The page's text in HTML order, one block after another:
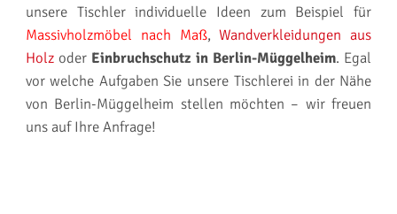
unsere Tischler individuelle Ideen zum Beispiel für
Massivholzmöbel nach Maß,Wandverkleidungen aus
Holzoder Einbruchschutz in Berlin-Müggelheim. Egal
vor welche Aufgaben Sie unsere Tischlerei in der Nähe
von Berlin-Müggelheim stellen möchten – wir freuen
uns auf Ihre Anfrage!